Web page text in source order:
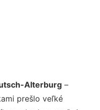
Alterburg –
prešlo veľké